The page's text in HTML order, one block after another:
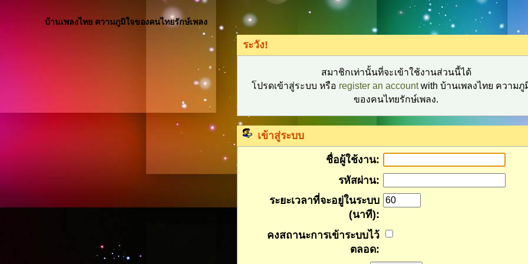
บ้านเพลงไทย ความภูมิใจของคนไทยรักษ์เพลง
ระวัง!
สมาชิกเท่านั้นที่จะเข้าใช้งานส่วนนี้ได้
โปรดเข้าสู่ระบบ หรือ register an accountwith บ้านเพลงไทย ความภู
ของคนไทยรักษ์เพลง.
เข้าสู่ระบบ
ชื่อผู้ใช้งาน:
รหัสผ่าน:
ระยะเวลาที่จะอยู่ในระบบ
(นาที):
คงสถานะการเข้าระบบไว้
ตลอด: